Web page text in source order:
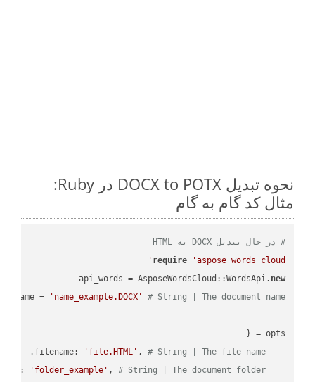
نحوه تبدیل DOCX to POTX در Ruby:
مثال کد گام به گام
# در حال تبدیل DOCX به HTML
require
'aspose_words_cloud'
api_words = AsposeWordsCloud::WordsApi. new
name =
'name_example.DOCX' # String | The document name.
    filename:
'file.HTML' , # String | The file name.
    folder:
'folder_example' , # String | The document folder.